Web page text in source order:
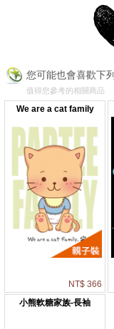
您可能也會喜歡下
值得您參考的相關商品
We are a cat family
NT$ 366
小熊軟糖家族-長袖